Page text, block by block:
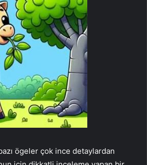
ögeler çok ince detaylardan